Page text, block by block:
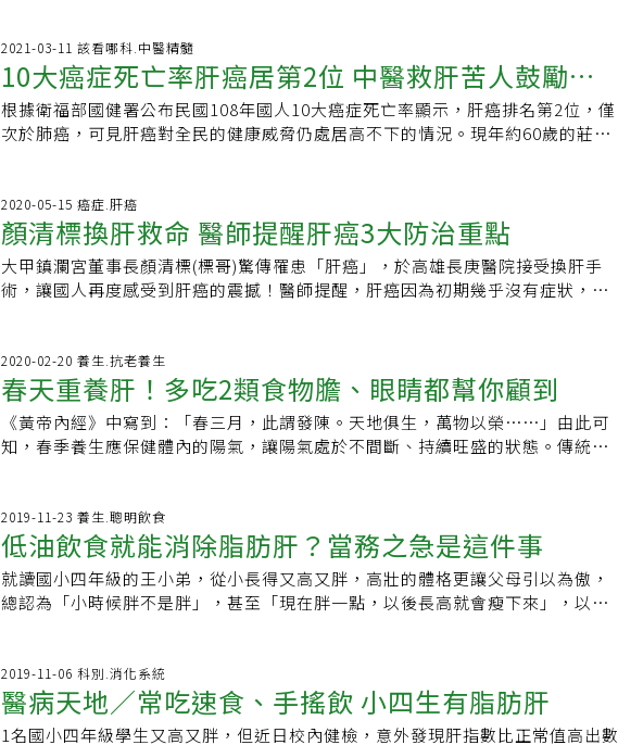
及分子醫學從事肝癌研究。創立財團法人肝病防治學術基金會，舉辦免費肝炎、
肝癌篩檢活動，宣導肝病防治觀念，並於民國84年成立「免費諮詢專線」。2006
年起，與台大社工室、肝基會合作開辦「肝癌病友支持團體」。2021年開始推動
40歲以上國人每年定期做腹部超音波活動。
肝癌不若肺癌有明顯的生物標記及相對應的藥物，NGS也非萬靈丹，因此進行檢
查前需詳細溝通。【癌症心聲大調查】填問卷抽好禮．【2022癌症高峰論壇】免
費報名 https://pse.is/423qsw電話報名：(02)8692-5588 #26982022癌症高峰
論壇/無畏・癌症教會我的事 精彩活動內容
了，要去看病」。因母親有B型肝炎帶原，我從小就是B肝帶原，但當年沒有B肝
疫苗全面注射，後續也沒有固定追蹤，「醫師最大的缺點，就是看病方便，但也
最鐵齒，覺得自己會好，就沒有特別注意。」這次發病症狀懷疑跟肝炎有關，發
病隔天就到胃腸科門診報到，醫師也覺得可能是肝炎，建議做超音波檢查。超音
性肝癌，大小超過10公分，已是第三期。」在兩周內迅速安排住院、開刀。「當
時醫院如果沒有幫忙，我可能就死掉了。」我的執刀醫師是現任義大醫院外科副
院長陳耀森，成功切除腫瘤過了8個月後跟我說，開刀時發現腫瘤已經侵犯到肝門
靜脈，癌細胞可能由此擴散全身，他能做的只能切除乾淨，當時曾有名病人症
狀、年齡與我相似，卻在開刀沒多久離世，「很幸運，我活了下來。」10年前病
生不吃、酒不碰，休息2年不接演講，「過去把自己逼太緊，現在學會量力而為，
從一年上百場演講縮減為幾十場，個性也從急躁轉為慢活。」但因每天會議、授
課還是很多，只有休息的2年有時間做甩手功，現在每三個月固定回診，仍被提醒
沒做運動。偶爾也會有病人到門診詢問怎麼保養，我都建議，「規律運動、飲食
肝病及脂肪肝病變患者，罹患肝癌病例增加。其治療方法近幾年有很大進展，包
含根除性手術、射頻燒灼術（RFA）、肝動脈化學栓塞、化療及標靶藥物等方
式，依據肝癌期別不同給予適當方式治療，仍以「早期診斷，早期治療」最好。
黃俊凱小檔案年齡：54歲現職：●義大醫院感染管制部部長●台灣愛滋病學會監
事●台灣感染管制學會常務理事學歷：國立陽明大學醫學系經歷：●義大醫院感
問世，在這之前，許多B肝病友只能眼睜睜地看著自己的肝指數像股票一樣高高低
低、起起伏伏，慢性肝炎變成肝纖維化，再變成肝硬化，最後變成肝癌的不歸
路。有些病友於是求諸偏方草藥，路邊賣的，山下摘的，吃XX保肝丸或各種健康
食品，有些人因此引發猛爆性肝炎，甚至因而致命。這種情形終於在20多年前注
射的干擾素，及口服的抗病毒藥物干安能出現後大為改善，但干擾素副作用太
儘管可以抑制病毒活性，又無副作用，但缺點是它就像高血壓或糖尿病藥物一
樣，只能治標不能斷根，服藥期間，肝指數會正常，病毒數會大幅度降低，但一
旦停藥之後，不少病友之B肝病毒又活躍起來，甚至演變為猛爆性肝炎，甚至肝昏
迷而死亡。這是目前B肝抗病毒藥物的現況，而目前健保給付，除了特殊條件之
步槍一樣，扳機一扣，一發不可收拾，肝指數飆太高甚至演變成猛爆性肝炎，甚
至要換肝才能活命了。因此就醫療上而言，肝指數因服藥回復正常，絕對不能掉
以輕心，不能太高興，仍要步步為營，密切回診追蹤，必要時及時再服藥控制B肝
病毒，才能避免不幸，擁有彩色的人生。●肝病防治學術基金會定期出版好心肝
會刊、並發行B型C型肝炎暨肝癌治療小手冊，最新的好心肝會刊93期已出版，歡
2021-03-11 該看哪科.中醫精髓
10大癌症死亡率肝癌居第2位 中醫救肝苦人鼓勵別
放棄
根據衛福部國健署公布民國108年國人10大癌症死亡率顯示，肝癌排名第2位，僅
次於肺癌，可見肝癌對全民的健康威脅仍處居高不下的情況。現年約60歲的莊先
後癌細胞甚至轉移肺部，服用降糖劑、降壓劑多年。慢性肝炎－肝硬化－肝癌3部
曲 早期掌握治療有希望中醫師莊振杉表示，肝炎病患常見到所謂的「慢性肝炎—
肝硬化—肝癌」3部曲，肝臟是沒有痛覺神經的，感染B、C型肝炎病毒的民眾經
過長期慢性發炎導致肝硬化，但多數肝硬化病患初期可能只感覺疲勞、症狀不明
顯。然而現代醫學對於肝硬化並無特效藥，許多人等到症狀出現時，往往已是
的紫根牡蠣湯、桂枝茯苓湯、牛黃解毒散、浙貝、刺五加、射干、川七、蒲公
英、珍珠、綿茵陳，南星、五味子、甜菊；搭配餐後的牛黃解毒丸各服用1個月，
經過持續治療，整體復原狀況良好。治療4個月後，斷層掃描腫瘤由8公分縮小為6
公分，持續治療第8個月，檢查結果 GOT 31、GPT 28，10個月後檢查肝、肺腫
能在肝硬化的初期，盡早尋求專業中醫師積極治療，是可以讓受損的肝臟功能復
原。通常藉由肝功能檢驗可以知道肝臟的健康狀態，若檢查發現肝指數偏高，就
表示肝臟正在發炎。肝膽經半夜11點至3點 身體應充足休息不熬夜中醫治療肝硬
化主要是將中醫藥運用現代生物科技的技術，萃取出中藥特定元素，並經過奈米
化、酵素化過程，以利藥物易被人體吸收，藉由抑制病毒活動為治療目標，將肝
獲得充分休息，不應長期熬夜。莊振杉最後提醒民眾，在肝病治療期間，應避免
飲酒、服用來路不明偏方等，養成規律作息、飲食均衡，應多攝取天然的綠色蔬
菜和水果，避開加工製品，肝硬化並非全然不可逆轉，及早藉由中醫持續治療3至
2020-05-15 癌症.肝癌
顏清標換肝救命 醫師提醒肝癌3大防治重點
大甲鎮瀾宮董事長顏清標(標哥)驚傳罹患「肝癌」，於高雄長庚醫院接受換肝手
術，讓國人再度感受到肝癌的震撼！醫師提醒，肝癌因為初期幾乎沒有症狀，容
灣國病」之稱，一年奪走了近一萬兩千條人命，在國人罹患的惡性腫瘤中，「肝
癌」雄據了癌病死因的第二位。他表示，肝癌是一個「最容易被疏忽」，但也是
「最容易被防範」的癌症。因為肝是一個沉默的器官，沒有神經，早期肝癌沒有
症狀，等到因為肝癌感到全身倦怠、體重減輕食慾變差、噁心、嘔吐、黃膽或右
上腹痛等時，肝癌往往已大於7公分，早就藥石罔治。肝癌固然令人聞之色變，但
而經由「超音波」及「甲型胎兒球蛋白」檢查可輕易篩檢出肝癌，而小於3公分的
肝癌大多數是可以有效治療的。如果每個人都能儘早建立一套固若金湯的「肝癌
主動防禦系統」，要有效地攔截肝癌並非難事！許秉毅表示，「肝癌主動防禦系
統」是他發明的名詞，主要是將「汽車主動防撞系統」的觀念運用於肝癌的攔
有三分之二受肝炎病毒感染的人並不知道自己已經成為肝癌的高危險群，建議在
國小6年級、大一及出社會後每5年定期抽血檢查，了解自己是否有B型或C型肝炎
上身。二、 積極防治肝炎 : 如果是C型肝炎患者，趕快接抗病毒藥物治療，目前C
2020-02-20 養生.抗老養生
春天重養肝！多吃2類食物膽、眼睛都幫你顧到
《黃帝內經》中寫到：「春三月，此謂發陳。天地俱生，萬物以榮⋯⋯」由此可
知，春季養生應保健體內的陽氣，讓陽氣處於不間斷、持續旺盛的狀態。傳統中
中醫師公會名譽理事長陳潮宗表示，肝臟具有藏血的功能，當失血過多或是女性
經期的時候，都容易導致氣血不足，進而連帶造成肝血的不足。一旦肝血不足
時，就無法提供足夠的養分給肝臟，導致肝臟功能受到損害，就容易出現眼睛痠
澀、眼花，女性生理期發生紊亂等情形，因此，在春天的時候，除了養肝之外，
補血也是養生的一大重點。&amp;nbsp;春天對應中醫五色中的「青」色，綜合而
覺是「酸」味，春季養肝應該多吃些青色且帶有酸味的食物，包括奇異果、檸
檬、番石榴、白醋、綠豆、毛豆、大黃瓜、小黃瓜、竹筍、花椰菜、菠菜、芹
菜、海帶等，能夠照顧肝、膽及眼睛等部位。&amp;nbsp;以中醫書《本草推陳》
2019-11-23 養生.聰明飲食
低油飲食就能消除脂肪肝？當務之急是這件事
就讀國小四年級的王小弟，從小長得又高又胖，高壯的體格更讓父母引以為傲，
總認為「小時候胖不是胖」，甚至「現在胖一點，以後長高就會瘦下來」，以致
發現其肝指數(GPT)比正常值高出數倍，經抽血和超音波檢查，確診為脂肪肝炎，
父母才驚覺大事不妙。&amp;nbsp;亞洲大學附屬醫院兒童腸胃科主治醫師陳德慶
表示，脂肪肝是脂肪堆積在肝臟引起的疾病，可分為酒精性與非酒精性，前者是
2019-11-06 科別.消化系統
醫病天地／常吃速食、手搖飲 小四生有脂肪肝
1名國小四年級學生又高又胖，但近日校內健檢，意外發現肝指數比正常值高出數